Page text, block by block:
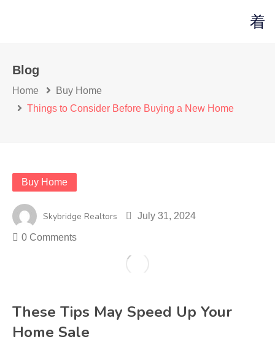
Blog
Home
Buy Home
Things to Consider Before Buying a New Home
Buy Home
Skybridge Realtors July 31, 2024
0 Comments
These Tips May Speed Up Your
Home Sale